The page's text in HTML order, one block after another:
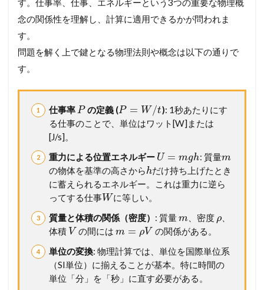
す。仕事率、仕事、エネルギーという3つの重要な物理概
念の関係性を理解し、計算に適用できるかが問われま
す。
問題を解く上で鍵となる物理法則や概念は以下の通りで
す。
仕事率P の定義 (P = W /t): 1秒あたりにす
る仕事のことで、単位はワット[W]または
[J/s]。
重力による位置エネルギー U = mgh: 質量m
の物体を基準の高さからhだけ持ち上げたとき
に蓄えられるエネルギー。これは重力に逆ら
ってする仕事Wに等しい。
質量と体積の関係（密度） : 質量m、密度 ρ
体積 V の間にはm = ρV の関係がある。
単位の変換: 物理計算では、単位を国際単位系
（SI単位）に揃えることが基本。特に時間の
単位「分」を「秒」に直す必要がある。